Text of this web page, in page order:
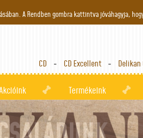
A Rendben gombra kattintva jóváhagyja,
CD CD Excellent
Termékeink